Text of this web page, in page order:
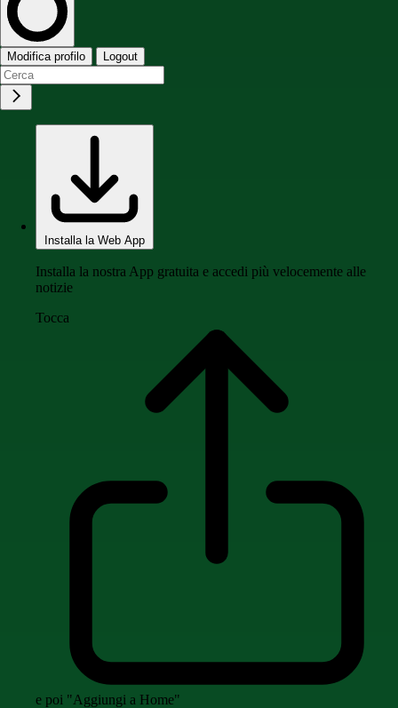
Modifica profilo Logout
Installa la Web App
Installa la nostra App gratuita e accedi più velocemente alle
notizie
Tocca
e poi "Aggiungi a Home"